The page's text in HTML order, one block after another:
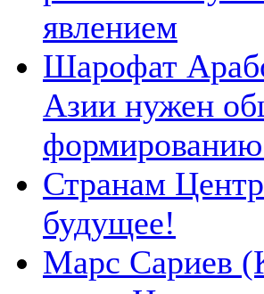
явлением
Шарофат
Азии нужен
Странам
будущее!
Марс Сариев